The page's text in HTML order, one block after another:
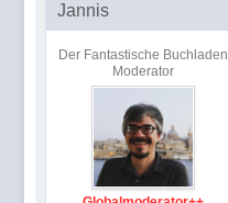
Jannis
Der Fantastische Buchladen
Moderator